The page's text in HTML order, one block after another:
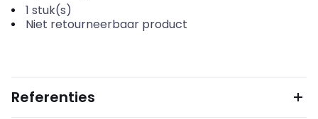
1 stuk(s)
Niet retourneerbaar product
Referenties